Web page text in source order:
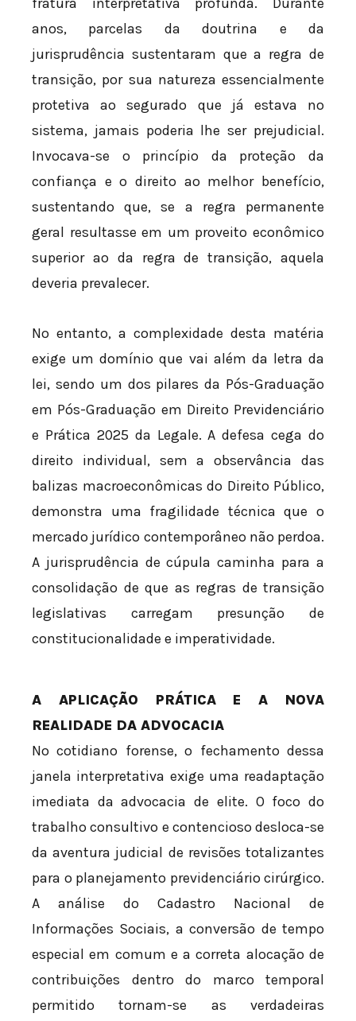
anos, parcelas da doutrina e da
jurisprudência sustentaram que a regra de
transição, por sua natureza essencialmente
protetiva ao segurado que já estava no
sistema, jamais poderia lhe ser prejudicial.
Invocava-se o princípio da proteção da
confiança e o direito ao melhor benefício,
sustentando que, se a regra permanente
geral resultasse em um proveito econômico
superior ao da regra de transição, aquela
deveria prevalecer.
No entanto, a complexidade desta matéria
exige um domínio que vai além da letra da
lei, sendo um dos pilares da Pós-Graduação
em Pós-Graduação em Direito Previdenciário
e Prática 2025 da Legale. A defesa cega do
direito individual, sem a observância das
balizas macroeconômicas do Direito Público,
demonstra uma fragilidade técnica que o
mercado jurídico contemporâneo não perdoa.
A jurisprudência de cúpula caminha para a
consolidação de que as regras de transição
legislativas carregam presunção de
constitucionalidade e imperatividade.
A APLICAÇÃO PRÁTICA E A NOVA
REALIDADE DA ADVOCACIA
No cotidiano forense, o fechamento dessa
janela interpretativa exige uma readaptação
imediata da advocacia de elite. O foco do
trabalho consultivo e contencioso desloca-se
da aventura judicial de revisões totalizantes
para o planejamento previdenciário cirúrgico.
A análise do Cadastro Nacional de
Informações Sociais, a conversão de tempo
especial em comum e a correta alocação de
contribuições dentro do marco temporal
permitido tornam-se as verdadeiras